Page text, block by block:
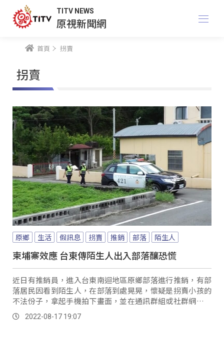
TITV NEWS
原視新聞網
首頁 拐賣
拐賣
原鄉 生活 假訊息 拐賣 推銷 部落 陌生人
柬埔寨效應 台東傳陌生人出入部落釀恐慌
近日有推銷員，進入台東南迴地區原鄉部落進行推銷，有部
落居民因看到陌生人，在部落到處晃晃，懷疑是拐賣小孩的
不法份子，拿起手機拍下畫面，並在通訊群組或社群網站瘋
傳，要族人特別小心，卻也造成部落居民的恐慌。
2022-08-17 19:07